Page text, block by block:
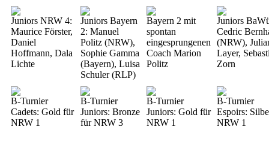
Juniors NRW 4:
Maurice Förster,
Daniel
Hoffmann, Dala
Lichte
Juniors Bayern
2: Manuel
Politz (NRW),
Sophie Gamma
(Bayern), Luisa
Schuler (RLP)
Bayern 2 mit
spontan
eingesprungenen
Coach Marion
Politz
Juniors
Cedric
(NRW),
Layer,
Zorn
B-Turnier
Cadets: Gold für
NRW 1
B-Turnier
Juniors: Bronze
für NRW 3
B-Turnier
Juniors: Gold für
NRW 1
B-Turnier
Espoirs:
NRW 1